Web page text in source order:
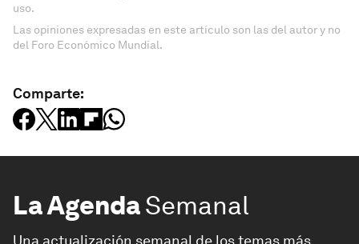
uso.
Las opiniones expresadas en este artículo son las del autor y no
del Foro Económico Mundial.
Comparte:
La AgendaSemanal
Una actualización semanal de los temas más